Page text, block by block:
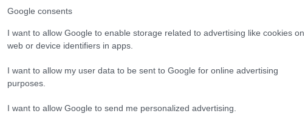
Google consents
I want to allow Google to enable storage related to advertising like cookies on
web or device identifiers in apps.
I want to allow my user data to be sent to Google for online advertising
purposes.
I want to allow Google to send me personalized advertising.
εξέλιξη για την
αποχωρεί από το σπορ. Οι Ιάπωνες θα ήθελαν να
αγώνα που θα αποτελούσε ουσιαστικά «αποχαιρετιστήριο